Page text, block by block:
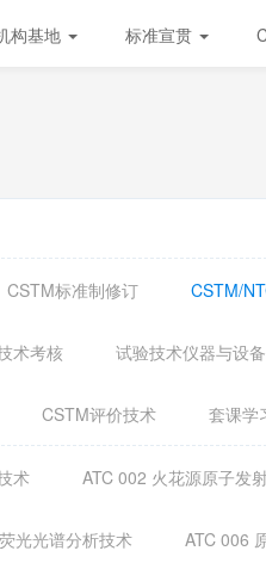
构基地 标准宣贯
CSTM标准制修订 CSTM/
术考核 试验技术仪器与设备
CSTM评价技术 套课学
术 ATC 002 火花源原子发
光光谱分析技术 ATC 006